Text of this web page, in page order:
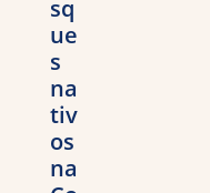
sq
ue
s
na
tiv
os
na